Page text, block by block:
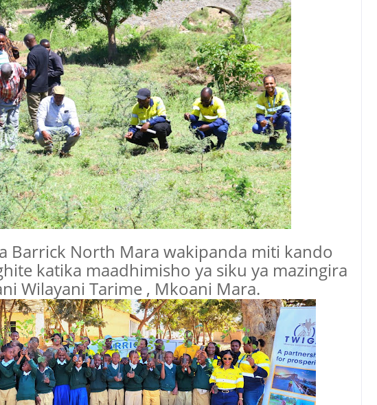
Barrick North Mara wakipanda miti kando
katika maadhimisho ya siku ya mazingira
Wilayani Tarime , Mkoani Mara.